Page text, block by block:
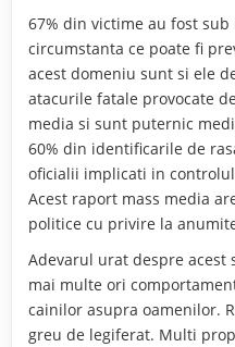
67% din victime au fost
circumstanta ce poate fi
acest domeniu sunt si ele
atacurile fatale provocate
media si sunt puternic
60% din identificarile de
oficialii implicati in
Acest raport mass media
politice cu privire la
Adevarul urat despre acest
mai multe ori
cainilor asupra oamenilor.
greu de legiferat. Multi